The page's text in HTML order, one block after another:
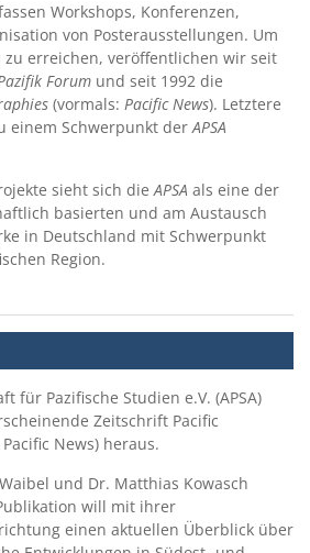
Workshops, Konferenzen,
von Posterausstellungen. Um
erreichen, veröffentlichen wir seit
Forum und seit 1992 die
(vormals: Pacific News). Letztere
einem Schwerpunkt derAPSA
sieht sich dieAPSA als eine der
basierten und am Austausch
in Deutschland mit Schwerpunkt
Region.
für Pazifische Studien e.V. (APSA)
Zeitschrift Pacific
News) heraus.
und Dr. Matthias Kowasch
will mit ihrer
einen aktuellen Überblick über